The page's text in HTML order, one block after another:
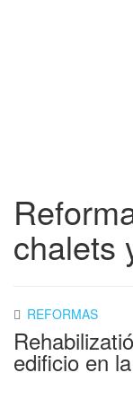
chalets
REFORMAS
edificio en